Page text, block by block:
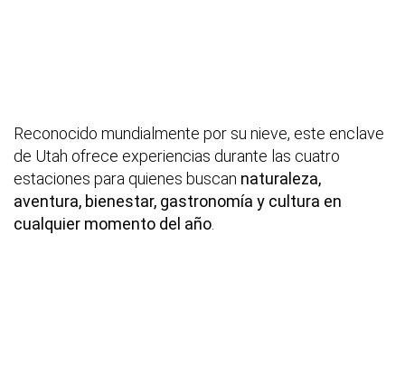
Reconocido mundialmente por su nieve, este enclave
de Utah ofrece experiencias durante las cuatro
estaciones para quienes buscan naturaleza,
aventura, bienestar, gastronomía y cultura en
cualquier momento del año